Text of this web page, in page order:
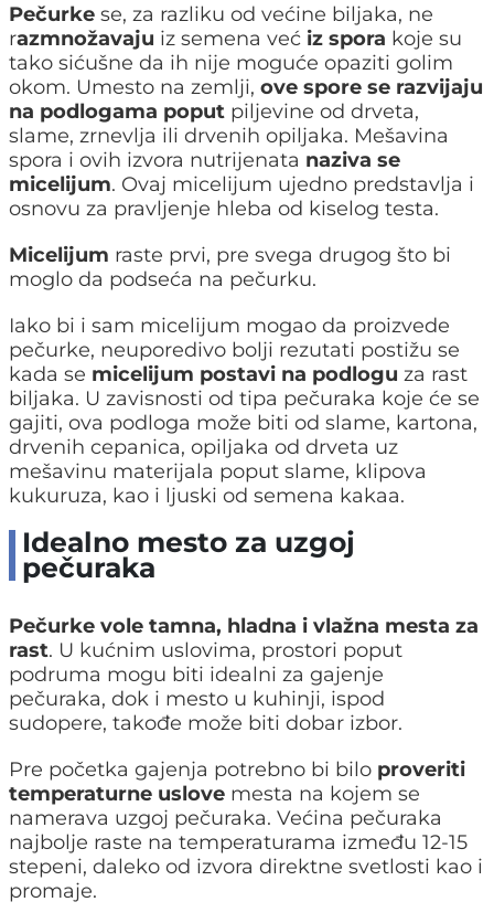
Pečurke se, za razliku od većine biljaka, ne
razmnožavaju iz semena već iz spora koje su
tako sićušne da ih nije moguće opaziti golim
okom. Umesto na zemlji, ove spore se razvijaju
na podlogama poput piljevine od drveta,
slame, zrnevlja ili drvenih opiljaka. Mešavina
spora i ovih izvora nutrijenata naziva se
micelijum. Ovaj micelijum ujedno predstavlja i
osnovu za pravljenje hleba od kiselog testa.
Micelijum raste prvi, pre svega drugog što bi
moglo da podseća na pečurku.
Iako bi i sam micelijum mogao da proizvede
pečurke, neuporedivo bolji rezutati postižu se
kada se micelijum postavi na podlogu za rast
biljaka. U zavisnosti od tipa pečuraka koje će se
gajiti, ova podloga može biti od slame, kartona,
drvenih cepanica, opiljaka od drveta uz
mešavinu materijala poput slame, klipova
kukuruza, kao i ljuski od semena kakaa.
Idealno mesto za uzgoj
pečuraka
Pečurke vole tamna, hladna i vlažna mesta za
rast. U kućnim uslovima, prostori poput
podruma mogu biti idealni za gajenje
pečuraka, dok i mesto u kuhinji, ispod
sudopere, takođe može biti dobar izbor.
Pre početka gajenja potrebno bi bilo proveriti
temperaturne uslove mesta na kojem se
namerava uzgoj pečuraka. Većina pečuraka
najbolje raste na temperaturama između 12-15
stepeni, daleko od izvora direktne svetlosti kao i
promaje.